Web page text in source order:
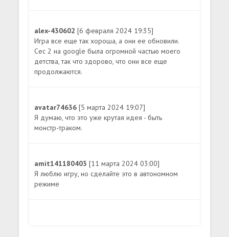
alex-430602[6 февраля 2024 19:35]
Игра все еще так хороша, а они ее обновили.
Cec 2 на google была огромной частью моего
детства, так что здорово, что они все еще
продолжаются.
avatar74636[5 марта 2024 19:07]
Я думаю, что это уже крутая идея - быть
монстр-траком.
amit141180403[11 марта 2024 03:00]
Я люблю игру, но сделайте это в автономном
режиме